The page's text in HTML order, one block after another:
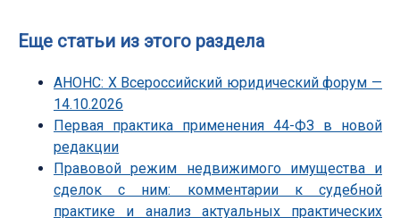
Еще статьи из этого раздела
АНОНС: Х Всероссийский юридический форум —
14.10.2026
Первая практика применения 44-ФЗ в новой
редакции
Правовой режим недвижимого имущества и
сделок с ним: комментарии к судебной
практике и анализ актуальных практических